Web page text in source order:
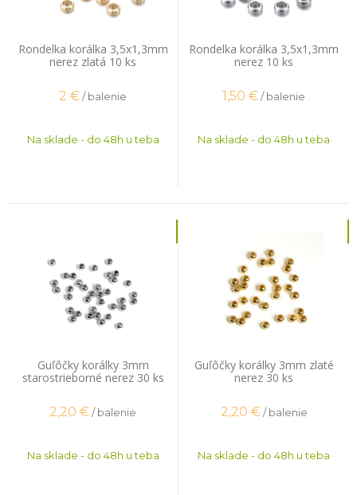
Rondelka korálka 3,5x1,3mm
nerez zlatá 10 ks
2 €/ balenie
Na sklade - do 48h u teba
Rondelka korálka 3,5x1,3mm
nerez 10 ks
1,50 €/ balenie
Na sklade - do 48h u teba
Guľôčky korálky 3mm
starostrieborné nerez 30 ks
2,20 €/ balenie
Na sklade - do 48h u teba
Guľôčky korálky 3mm zlaté
nerez 30 ks
2,20 € / balenie
Na sklade - do 48h u teba